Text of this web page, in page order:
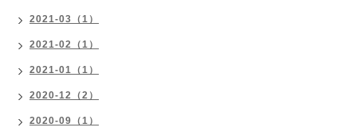
2021-03（1）
2021-02（1）
2021-01（1）
2020-12（2）
2020-09（1）